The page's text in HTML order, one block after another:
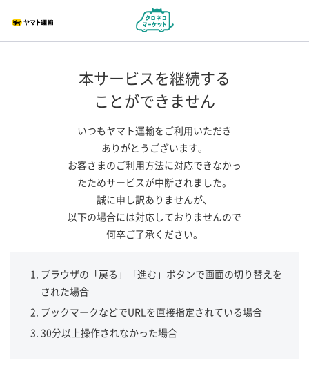
本サービスを継続する
ことができません
いつもヤマト運輸をご利用いただき
ありがとうございます。
お客さまのご利用方法に対応できなかっ
たためサービスが中断されました。
誠に申し訳ありませんが、
以下の場合には対応しておりませんので
何卒ご了承ください。
ブラウザの「戻る」「進む」ボタンで画面の切り替えを
された場合
ブックマークなどでURLを直接指定されている場合
30分以上操作されなかった場合